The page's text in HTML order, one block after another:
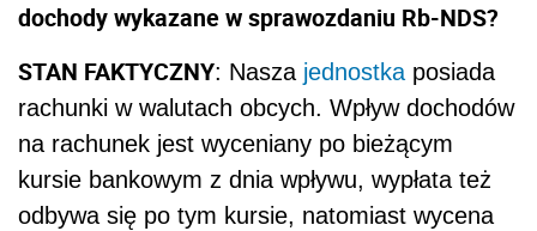
dochody wykazane w sprawozdaniu Rb-NDS?
STAN FAKTYCZNY: Nasza jednostkaposiada
rachunki w walutach obcych. Wpływ dochodów
na rachunek jest wyceniany po bieżącym
kursie bankowym z dnia wpływu, wypłata też
odbywa się po tym kursie, natomiast wycena